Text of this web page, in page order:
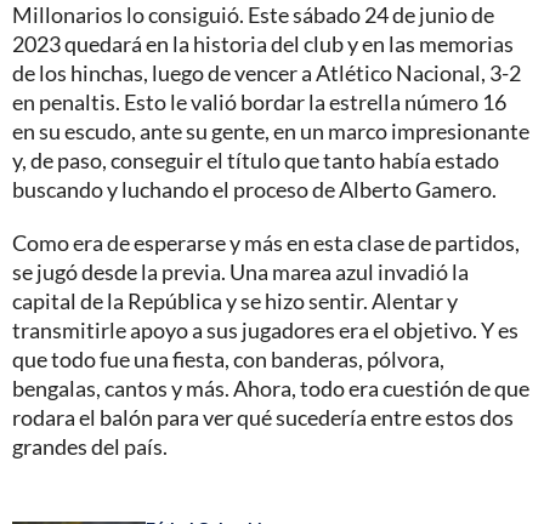
Millonarios lo consiguió. Este sábado 24 de junio de
2023 quedará en la historia del club y en las memorias
de los hinchas, luego de vencer a Atlético Nacional, 3-2
en penaltis. Esto le valió bordar la estrella número 16
en su escudo, ante su gente, en un marco impresionante
y, de paso, conseguir el título que tanto había estado
buscando y luchando el proceso de Alberto Gamero.
Como era de esperarse y más en esta clase de partidos,
se jugó desde la previa. Una marea azul invadió la
capital de la República y se hizo sentir. Alentar y
transmitirle apoyo a sus jugadores era el objetivo. Y es
que todo fue una fiesta, con banderas, pólvora,
bengalas, cantos y más. Ahora, todo era cuestión de que
rodara el balón para ver qué sucedería entre estos dos
grandes del país.